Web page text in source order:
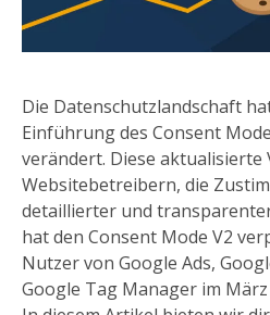
Die Datenschutzlandschaft
Einführung des Consent
verändert. Diese
Websitebetreibern, die
detaillierter und
hat den Consent Mode V2
Nutzer von Google Ads,
Google Tag Manager im